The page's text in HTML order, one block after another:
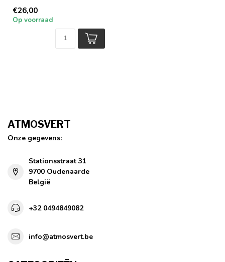
- Zomer
€26,00
Op voorraad
ATMOSVERT
Onze gegevens:
Stationsstraat 31
9700 Oudenaarde
België
+32 0494849082
info@atmosvert.be